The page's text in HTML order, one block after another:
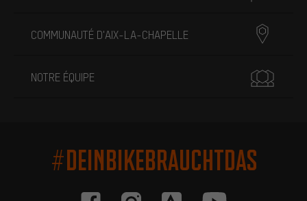
COMMUNAUTÉ D'AIX-LA-CHAPELLE
NOTRE ÉQUIPE
#DEINBIKEBRAUCHTDAS